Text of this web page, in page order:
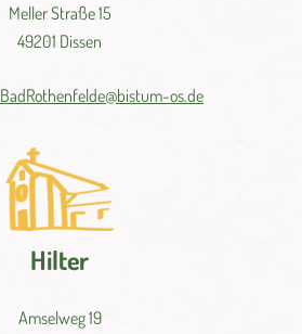
Meller Straße 15
49201 Dissen
BadRothenfelde@bistum-os.de
Hilter
Amselweg 19